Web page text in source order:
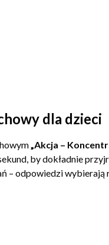
dla dzieci
„Akcja –
by dokładnie
– odpowiedzi wybierają